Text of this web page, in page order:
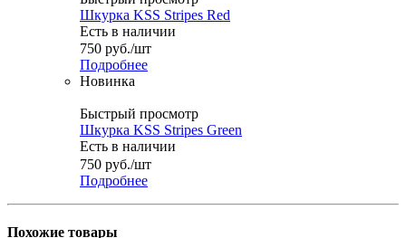
Шкурка KSS Stripes Red
Есть в наличии
750 руб./шт
Подробнее
Новинка
Быстрый просмотр
Шкурка KSS Stripes Green
Есть в наличии
750 руб./шт
Подробнее
Похожие товары